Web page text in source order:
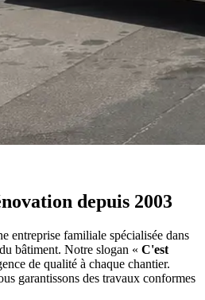
depuis 2003
entreprise familiale spécialisée dans
bâtiment. Notre slogan « C'est
de qualité à chaque chantier.
garantissons des travaux conformes